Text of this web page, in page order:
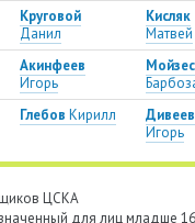
Круговой
Данил
Кисляк
Матвей
Акинфеев
Игорь
Мойзес
Глебов Кирилл
Дивеев
Игорь
ЦСКА
для лиц младше